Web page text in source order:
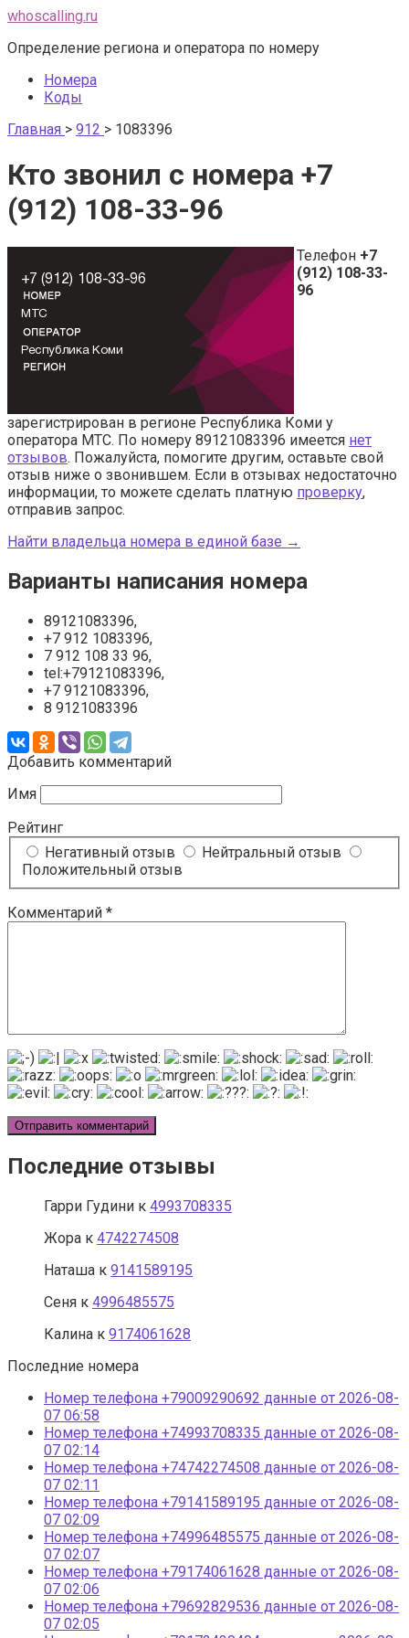
Перейти
контенту
whoscalling.ru
Определение региона и оператора по номеру
Номера
Коды
Главная > 912 > 1083396
Кто звонил с номера +7
(912) 108-33-96
Телефон +7
(912) 108-33-
96
зарегистрирован в регионе Республика Коми у
оператора МТС. По номеру 89121083396 имеется нет
отзывов. Пожалуйста, помогите другим, оставьте свой
отзыв ниже о звонившем. Если в отзывах недостаточно
информации, то можете сделать платную проверку,
отправив запрос.
Найти владельца номера в единой базе →
Варианты написания номера
89121083396,
+7 912 1083396,
7 912 108 33 96,
tel:+79121083396,
+7 9121083396,
8 9121083396
Добавить комментарий
Имя
Рейтинг
Негативный отзыв
Нейтральный отзыв
Положительный отзыв
Комментарий *
Последние отзывы
Гарри Гудини к 4993708335
Жора к 4742274508
Наташа к 9141589195
Сеня к 4996485575
Калина к 9174061628
Последние номера
Номер телефона +79009290692 данные от 2026-08-
07 06:58
Номер телефона +74993708335 данные от 2026-08-
07 02:14
Номер телефона +74742274508 данные от 2026-08-
07 02:11
Номер телефона +79141589195 данные от 2026-08-
07 02:09
Номер телефона +74996485575 данные от 2026-08-
07 02:07
Номер телефона +79174061628 данные от 2026-08-
07 02:06
Номер телефона +79692829536 данные от 2026-08-
07 02:05